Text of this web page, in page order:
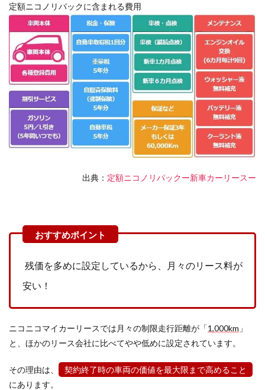
定額ニコノリパックに含まれる費用
出典： 定額ニコノリパックー新車カーリースー
残価を多めに設定しているから、月々のリース料が
安い！
ニコニコマイカーリースでは月々の制限走行距離が「1,000km 」
と、ほかのリース会社に比べてやや低めに設定されています。
その理由は、
契約終了時の車両の価値を最大限まで高めること
にあります。